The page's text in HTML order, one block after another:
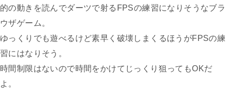
的の動きを読んでダーツで射るFPSの練習になりそうなブラ
ウザゲーム。
ゆっくりでも遊べるけど素早く破壊しまくるほうがFPSの練
習にはなりそう。
時間制限はないので時間をかけてじっくり狙ってもOKだ
よ。